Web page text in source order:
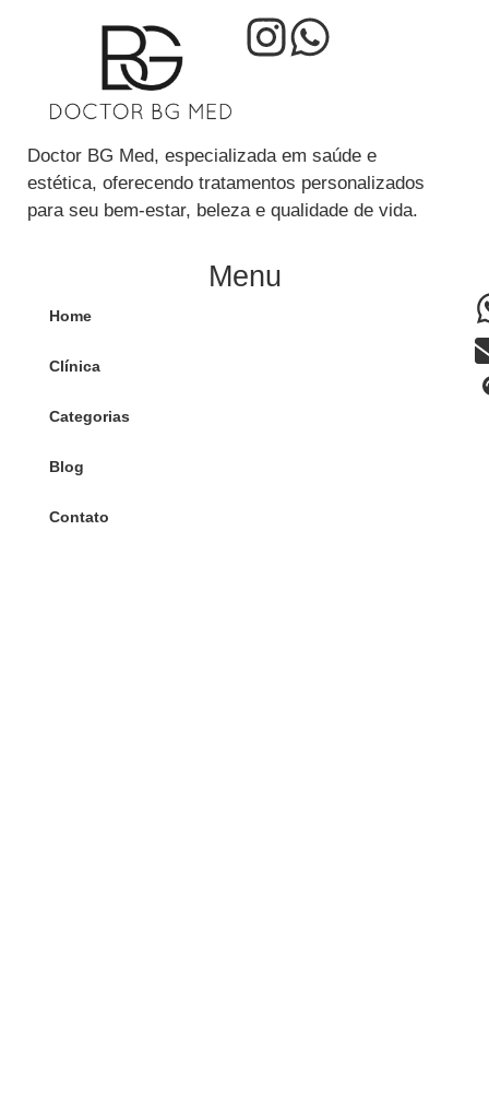
Doctor BG Med, especializada em saúde e
estética, oferecendo tratamentos personalizados
para seu bem-estar, beleza e qualidade de vida.
Menu
Home
Clínica
Categorias
Blog
Contato